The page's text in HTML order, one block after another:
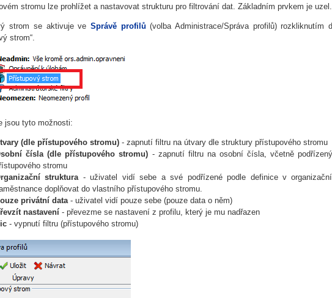
stromu lze prohlížet a nastavovat strukturu pro filtrování dat. Základním prvkem je
strom se aktivuje ve Správě profilů (volba Administrace/Správa profilů) rozkliknutím
strom“.
jsou tyto možnosti:
(dle přístupového stromu)- zapnutí filtru na útvary dle struktury přístupového stromu
čísla (dle přístupového stromu) - zapnutí filtru na osobní čísla, včetně
stromu
struktura - uživatel vidí sebe a své podřízené podle definice v
doplňovat do vlastního přístupového stromu.
privátní data- uživatel vidí pouze sebe (pouze data o něm)
nastavení- převezme se nastavení z profilu, který je mu nadřazen
- vypnutí filtru (přístupového stromu)